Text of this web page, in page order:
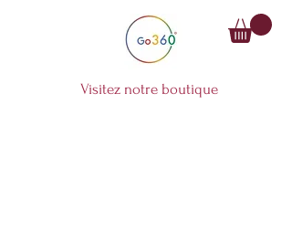
Visitez notre boutique